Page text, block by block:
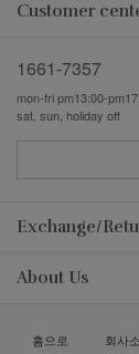
Customer
1661-7357
mon-fri pm13:00-
sat, sun, holiday off
Exchange/
About Us
홈으로 회사